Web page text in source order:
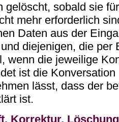
gelöscht, sobald sie
mehr erforderlich
Daten aus der
diejenigen, die per
wenn die jeweilige
ist die
lässt, dass der
ist.
Korrektur, Löschung